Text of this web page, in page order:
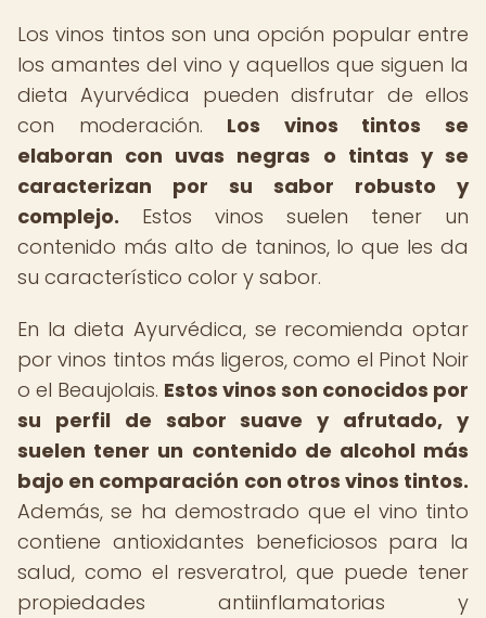
Los vinos tintos son una opción popular entre
los amantes del vino y aquellos que siguen la
dieta Ayurvédica pueden disfrutar de ellos
con moderación. Los vinos tintos se
elaboran con uvas negras o tintas y se
caracterizan por su sabor robusto y
complejo. Estos vinos suelen tener un
contenido más alto de taninos, lo que les da
su característico color y sabor.
En la dieta Ayurvédica, se recomienda optar
por vinos tintos más ligeros, como el Pinot Noir
o el Beaujolais. Estos vinos son conocidos por
su perfil de sabor suave y afrutado, y
suelen tener un contenido de alcohol más
bajo en comparación con otros vinos tintos.
Además, se ha demostrado que el vino tinto
contiene antioxidantes beneficiosos para la
salud, como el resveratrol, que puede tener
propiedades antiinflamatorias y